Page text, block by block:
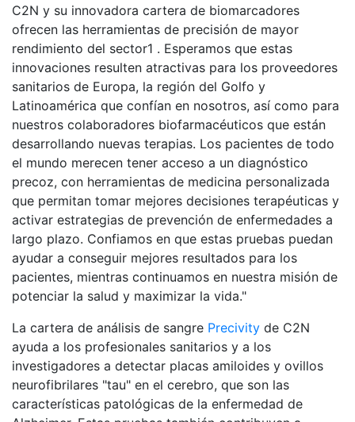
C2N y su innovadora cartera de biomarcadores
ofrecen las herramientas de precisión de mayor
rendimiento del sector1 . Esperamos que estas
innovaciones resulten atractivas para los proveedores
sanitarios de Europa, la región del Golfo y
Latinoamérica que confían en nosotros, así como para
nuestros colaboradores biofarmacéuticos que están
desarrollando nuevas terapias. Los pacientes de todo
el mundo merecen tener acceso a un diagnóstico
precoz, con herramientas de medicina personalizada
que permitan tomar mejores decisiones terapéuticas y
activar estrategias de prevención de enfermedades a
largo plazo. Confiamos en que estas pruebas puedan
ayudar a conseguir mejores resultados para los
pacientes, mientras continuamos en nuestra misión de
potenciar la salud y maximizar la vida."
La cartera de análisis de sangre Precivity de C2N
ayuda a los profesionales sanitarios y a los
investigadores a detectar placas amiloides y ovillos
neurofibrilares "tau" en el cerebro, que son las
características patológicas de la enfermedad de